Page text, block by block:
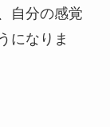
自分の感覚
になりま